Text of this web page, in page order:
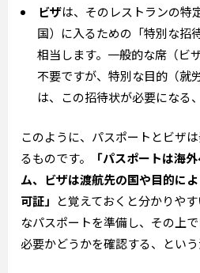
ビザは、そのレストランの特
国）に入るための「特別な招
相当します。一般的な席（ビ
不要ですが、特別な目的（就
は、この招待状が必要になる
このように、パスポートとビザ
るものです。
「パスポートは海
ム、ビザは渡航先の国や目的に
可証」 と覚えておくと分かりや
なパスポートを準備し、その上
必要かどうかを確認する、という